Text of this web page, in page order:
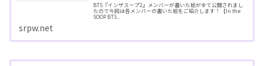
BTS『インザスープ2』メンバーが書いた絵が全て公開されまし
たので今回は各メンバーの書いた絵をご紹介します！【In the
SOOP BTS...
srpw.net